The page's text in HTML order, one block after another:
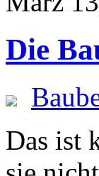
Die
Das ist